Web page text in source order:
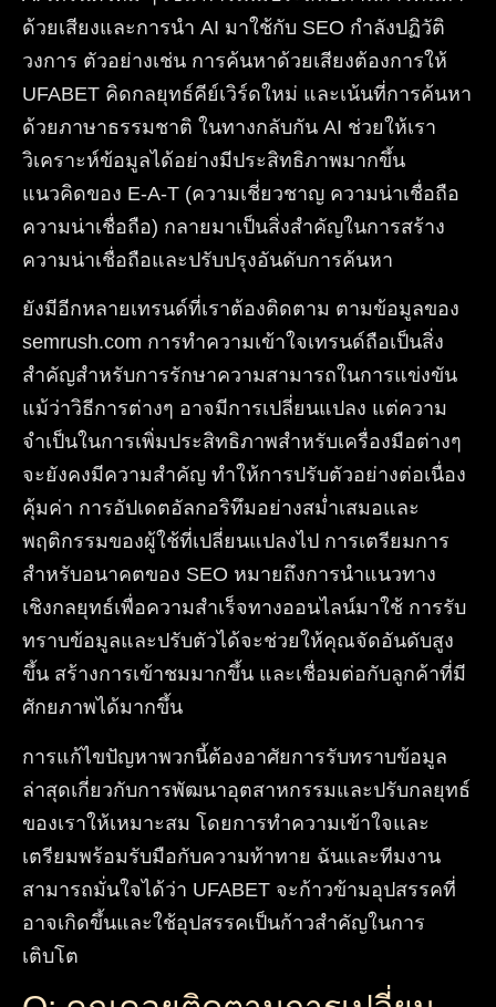
ด้วยเสียงและการนำ AI มาใช้กับ SEO กำลังปฏิวัติ
วงการ ตัวอย่างเช่น การค้นหาด้วยเสียงต้องการให้
UFABET คิดกลยุทธ์คีย์เวิร์ดใหม่ และเน้นที่การค้นหา
ด้วยภาษาธรรมชาติ ในทางกลับกัน AI ช่วยให้เรา
วิเคราะห์ข้อมูลได้อย่างมีประสิทธิภาพมากขึ้น
แนวคิดของ E-A-T (ความเชี่ยวชาญ ความน่าเชื่อถือ
ความน่าเชื่อถือ) กลายมาเป็นสิ่งสำคัญในการสร้าง
ความน่าเชื่อถือและปรับปรุงอันดับการค้นหา
ยังมีอีกหลายเทรนด์ที่เราต้องติดตาม ตามข้อมูลของ
semrush.com การทำความเข้าใจเทรนด์ถือเป็นสิ่ง
สำคัญสำหรับการรักษาความสามารถในการแข่งขัน
แม้ว่าวิธีการต่างๆ อาจมีการเปลี่ยนแปลง แต่ความ
จำเป็นในการเพิ่มประสิทธิภาพสำหรับเครื่องมือต่างๆ
จะยังคงมีความสำคัญ ทำให้การปรับตัวอย่างต่อเนื่อง
คุ้มค่า การอัปเดตอัลกอริทึมอย่างสม่ำเสมอและ
พฤติกรรมของผู้ใช้ที่เปลี่ยนแปลงไป การเตรียมการ
สำหรับอนาคตของ SEO หมายถึงการนำแนวทาง
เชิงกลยุทธ์เพื่อความสำเร็จทางออนไลน์มาใช้ การรับ
ทราบข้อมูลและปรับตัวได้จะช่วยให้คุณจัดอันดับสูง
ขึ้น สร้างการเข้าชมมากขึ้น และเชื่อมต่อกับลูกค้าที่มี
ศักยภาพได้มากขึ้น
การแก้ไขปัญหาพวกนี้ต้องอาศัยการรับทราบข้อมูล
ล่าสุดเกี่ยวกับการพัฒนาอุตสาหกรรมและปรับกลยุทธ์
ของเราให้เหมาะสม โดยการทำความเข้าใจและ
เตรียมพร้อมรับมือกับความท้าทาย ฉันและทีมงาน
สามารถมั่นใจได้ว่า UFABET จะก้าวข้ามอุปสรรคที่
อาจเกิดขึ้นและใช้อุปสรรคเป็นก้าวสำคัญในการ
เติบโต